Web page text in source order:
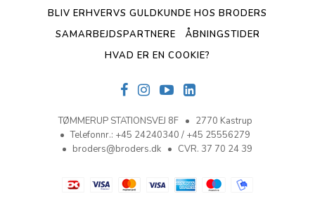
BLIV ERHVERVS GULDKUNDE HOS BRODERS
SAMARBEJDSPARTNERE
ÅBNINGSTIDER
HVAD ER EN COOKIE?
TØMMERUP STATIONSVEJ 8F
2770 Kastrup
Telefonnr.: +45 24240340 / +45 25556279
broders@broders.dk
CVR. 37 70 24 39